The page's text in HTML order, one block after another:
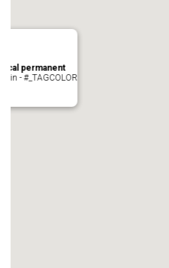
permanent
- #_TAGCOLOR